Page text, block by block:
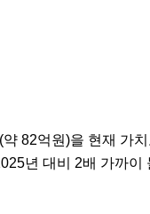
82억원)을 현재 가
년 대비 2배 가까